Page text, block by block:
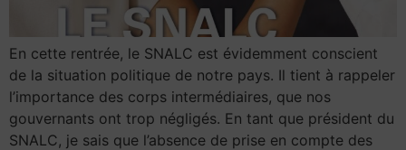
En cette rentrée, le SNALC est évidemment conscient
de la situation politique de notre pays. Il tient à rappeler
l’importance des corps intermédiaires, que nos
gouvernants ont trop négligés. En tant que président du
SNALC, je sais que l’absence de prise en compte des